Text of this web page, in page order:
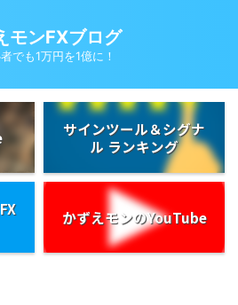
モンFXブログ
でも1万円を1億に！
サインツール＆シグナ
ル ランキング
かずえモンのYouTube